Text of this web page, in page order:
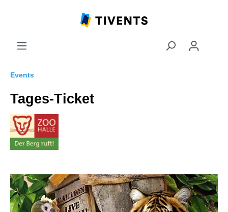
Events
Tages-Ticket